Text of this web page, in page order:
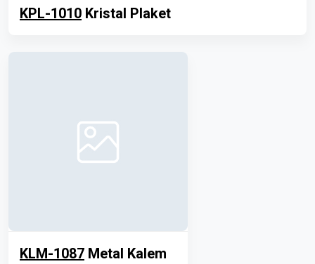
KPL-1010 Kristal Plaket
KLM-1087 Metal Kalem